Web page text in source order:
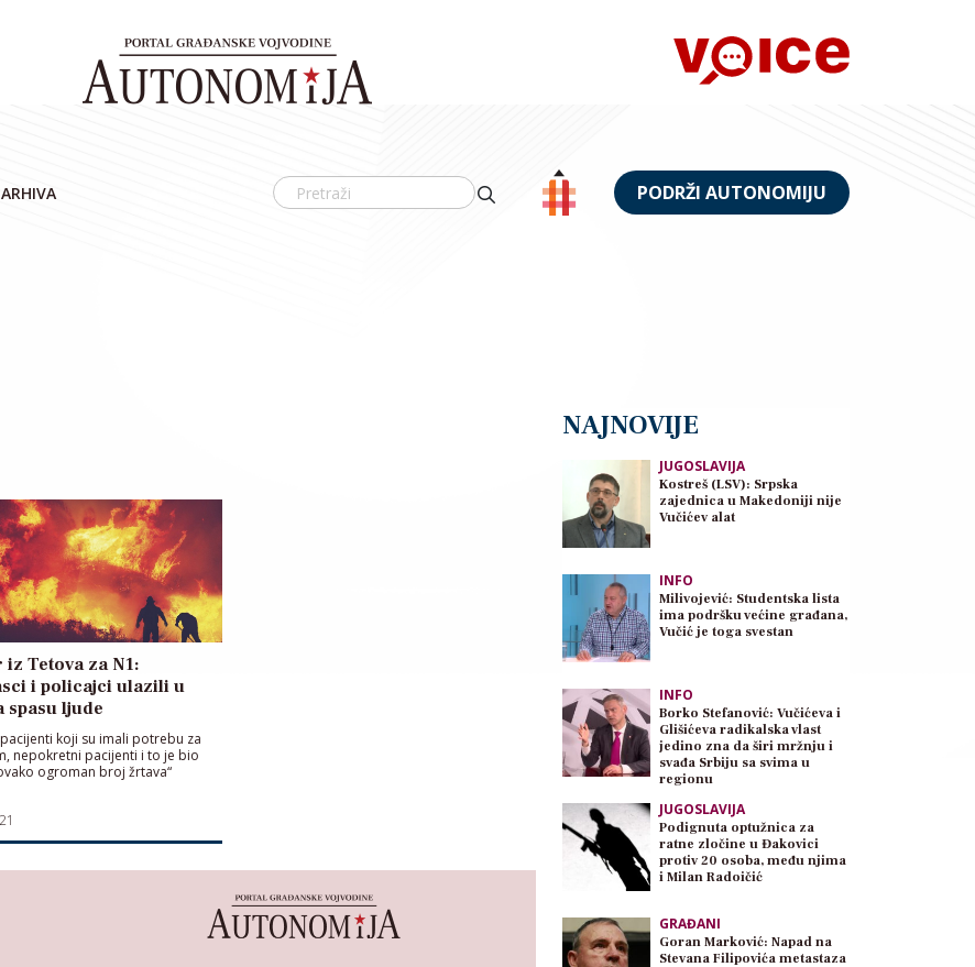
ARHIVA PODRŽI AUTONOMIJU
iz Tetova za N1:
i policajci ulazili u
spasu ljude
koji su imali potrebu za
nepokretni pacijenti i to je bio
ogroman broj žrtava“
NAJNOVIJE
JUGOSLAVIJA
Kostreš (LSV): Srpska
zajednica u Makedoniji nije
Vučićev alat
INFO
Milivojević: Studentska lista
ima podršku većine građana,
Vučić je toga svestan
INFO
Borko Stefanović: Vučićeva i
Glišićeva radikalska vlast
jedino zna da širi mržnju i
svađa Srbiju sa svima u
regionu
JUGOSLAVIJA
Podignuta optužnica za
ratne zločine u Đakovici
protiv 20 osoba, među njima
i Milan Radoičić
GRAĐANI
Goran Marković: Napad na
Stevana Filipovića metastaza